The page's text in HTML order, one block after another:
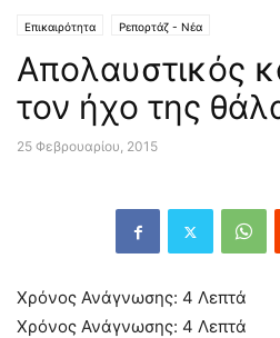
Επικαιρότητα Ρεπορτάζ - Νέα
Απολαυστικός
τον ήχο της
25 Φεβρουαρίου, 2015
Χρόνος Ανάγνωσης: 4 Λεπτά
Χρόνος Ανάγνωσης: 4 Λεπτά